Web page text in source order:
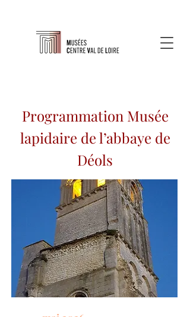
Programmation Musée
lapidaire de l’abbaye de
Déols